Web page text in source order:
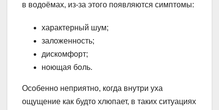
в водоёмах, из-за этого появляются симптомы:
характерный шум;
заложенность;
дискомфорт;
ноющая боль.
Особенно неприятно, когда внутри уха
ощущение как будто хлюпает, в таких ситуациях